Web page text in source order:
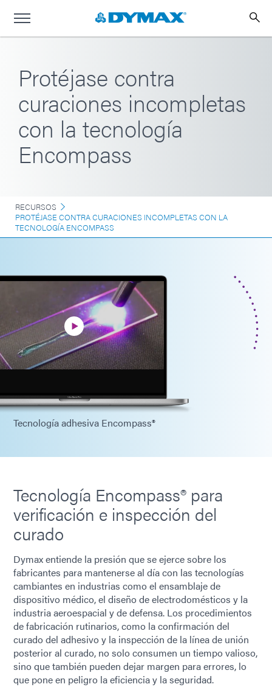
Protéjase contra
curaciones incompletas
con la tecnología
Encompass
RECURSOS
PROTÉJASE CONTRA CURACIONES INCOMPLETAS CON LA
TECNOLOGÍA ENCOMPASS
Tecnología adhesiva Encompass®
Tecnología Encompass® para
verificación e inspección del
curado
Dymax entiende la presión que se ejerce sobre los
fabricantes para mantenerse al día con las tecnologías
cambiantes en industrias como el ensamblaje de
dispositivo médico, el diseño de electrodomésticos y la
industria aeroespacial y de defensa. Los procedimientos
de fabricación rutinarios, como la confirmación del
curado del adhesivo y la inspección de la línea de unión
posterior al curado, no solo consumen un tiempo valioso,
sino que también pueden dejar margen para errores, lo
que pone en peligro la eficiencia y la seguridad.